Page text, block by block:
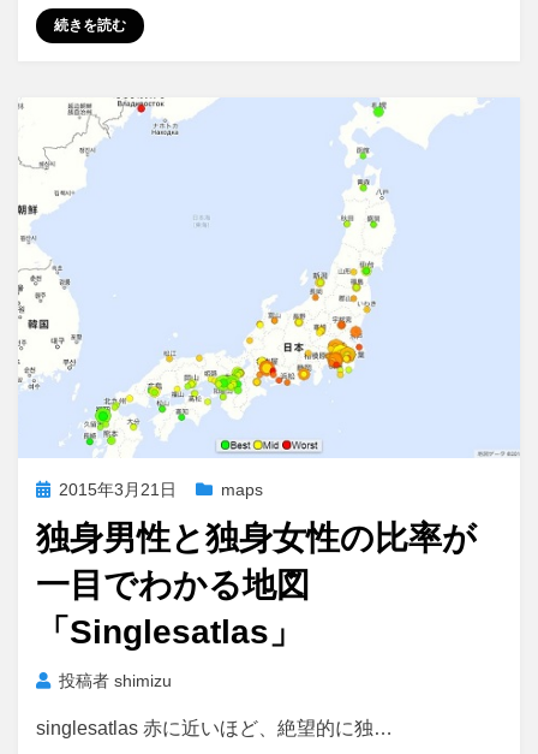
続きを読む
投
日:
2015年3月21日 maps
独身男性と独身女性の比率が
一目でわかる地図
「Singlesatlas」
投稿者 shimizu
singlesatlas 赤に近いほど、絶望的に独…